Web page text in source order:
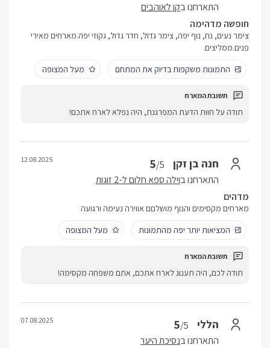
התארחנו בקן לאוהבים
חופשה מדהימה
צימר נעים, נח, נוף יפה, צימר גדול, חדר גדול, גקוזי יפה.מארחים מאירי
פנים.ממליצים.
התמונות משקפות בדיוק את המתחם
מעל המצופה
תודה על חוות הדעת המפרגנת, היה נפלא לארח אתכם!
חנה בן זקן 5/5
התארחנו בוילה ספא חלום ל-2 זוגות
12.08.2025
מדהים
מארחים מקסימים והנוף מושלםם אווירה נעימה ורגועה
המציאות יותר יפה מהתמונות
מעל המצופה
תודה לכם, היה תענוג לארח אתכם, אתם משפחה מקסימה!
הללי 5/5
התארחנו בנסיכת היער
07.08.2025